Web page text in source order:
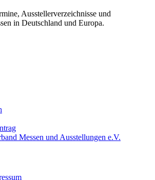
Ausstellerverzeichnisse und
in Deutschland und Europa.
Messen und Ausstellungen e.V.